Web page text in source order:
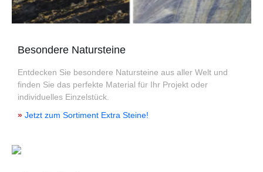
Besondere Natursteine
Entdecken Sie besondere Natursteine aus aller Welt und
finden Sie das perfekte Material für Ihr Projekt oder
individuelles Einzelstück.
» Jetzt zum Sortiment Extra Steine!